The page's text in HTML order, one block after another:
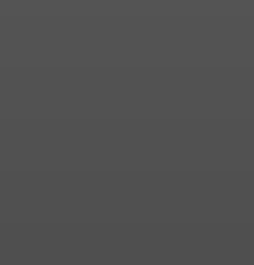
Росгвардии по Чувашской
обращения с оружием
медаль на чемпионате